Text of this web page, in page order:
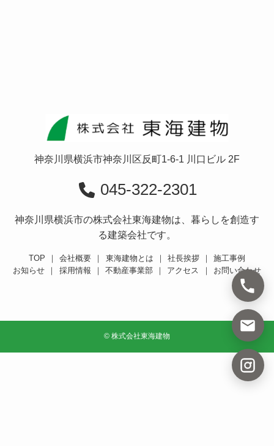
神奈川県横浜市神奈川区反町1-6-1 川口ビル 2F
045-322-2301
神奈川県横浜市の株式会社東海建物は、暮らしを創造す
る建築会社です。
TOP ｜ 会社概要 ｜ 東海建物とは ｜ 社長挨拶 ｜
施工事例
お知らせ
｜ 採用情報 ｜ 不動産事業部 ｜ アクセス ｜ お問い合わせ
© 株式会社東海建物